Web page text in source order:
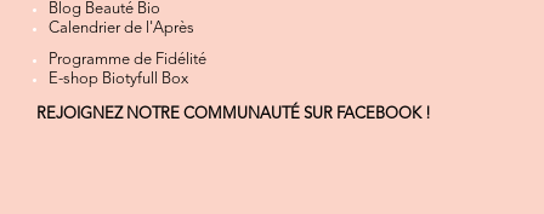
Blog Beauté Bio
Calendrier de l'Après
Programme de Fidélité
E-shop Biotyfull Box
REJOIGNEZ NOTRE COMMUNAUTÉ SUR FACEBOOK !